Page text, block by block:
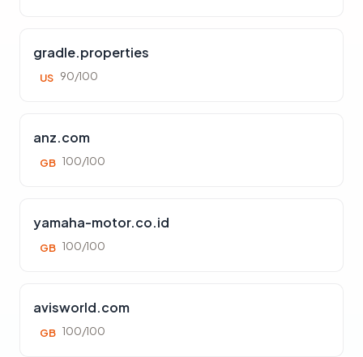
gradle.properties
US 90/100
anz.com
GB 100/100
yamaha-motor.co.id
GB 100/100
avisworld.com
GB 100/100